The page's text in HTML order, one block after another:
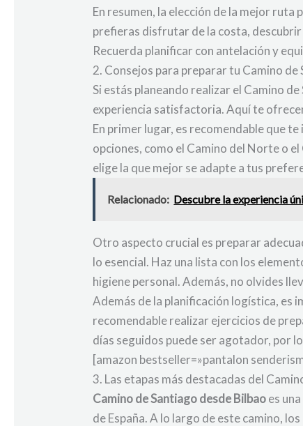
En resumen, la elección de la mejor
prefieras disfrutar de la costa,
Recuerda planificar con antelación y
2. Consejos para preparar tu Camino de
Si estás planeando realizar el Camino
experiencia satisfactoria. Aquí te
En primer lugar, es recomendable que
opciones, como el Camino del Norte o
elige la que mejor se adapte a tus
Relacionado: Descubre la experiencia
Otro aspecto crucial es preparar
lo esencial. Haz una lista con los
higiene personal. Además, no olvides
Además de la planificación logística, es
recomendable realizar ejercicios de
días seguidos puede ser agotador, por
[amazon bestseller=»pantalon
3. Las etapas más destacadas del
Camino de Santiago desde Bilbaoes
de España. A lo largo de este camino,